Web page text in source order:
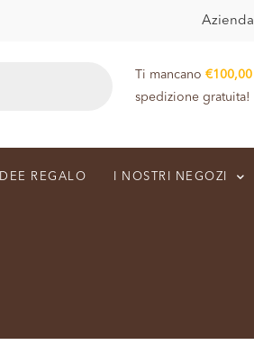
Azienda
Ti mancano€100,00
spedizione gratuita!
IDEE REGALO I NOSTRI NEGOZI